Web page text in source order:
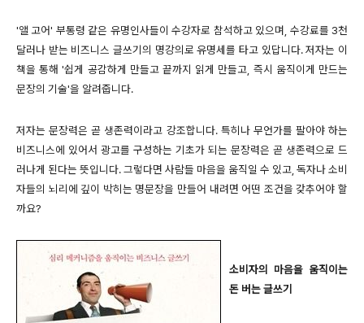
'앨 고어' 부통령 같은 유명인사들이 수강자로 참석하고 있으며, 수강료를 3천
달러나 받는 비즈니스 글쓰기의 명강의로 유명세를 타고 있답니다. 저자는 이
책을 통해 '쉽게 공감하게 만들고 끝까지 읽게 만들고, 즉시 움직이게 만드는
문장의 기술'을 알려줍니다.
저자는 문장력은 곧 생존력이라고 강조합니다. 특히나 무언가를 팔아야 하는
비즈니스에 있어서 광고를 구성하는 기초가 되는 문장력은 곧 생존력으로 드
러나게 된다는 뜻입니다. 그렇다면 사람들 마음을 움직일 수 있고, 독자나 소비
자들의 뇌리에 깊이 박히는 명문장을 만들어 내려면 어떤 조건을 갖추어야 할
까요?
소비자의 마음을 움직이는
돈 버는 글쓰기